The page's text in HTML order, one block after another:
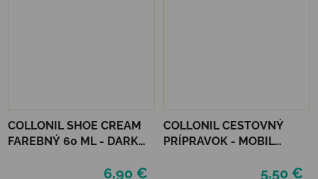
COLLONIL SHOE CREAM
FAREBNÝ 60 ML - DARK
6,90 €
COLLONIL CESTOVNÝ
PRÍPRAVOK - MOBIL
5,50 €